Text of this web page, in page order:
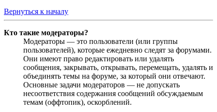
Вернуться к началу
Кто такие модераторы?
Модераторы — это пользователи (или группы
пользователей), которые ежедневно следят за форумами.
Они имеют право редактировать или удалять
сообщения, закрывать, открывать, перемещать, удалять и
объединять темы на форуме, за который они отвечают.
Основные задачи модераторов — не допускать
несоответствия содержания сообщений обсуждаемым
темам (оффтопик), оскорблений.